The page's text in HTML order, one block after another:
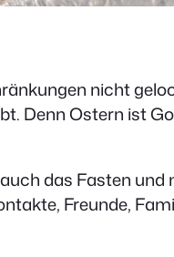
nicht
Denn Ostern ist
das Fasten
Freunde,